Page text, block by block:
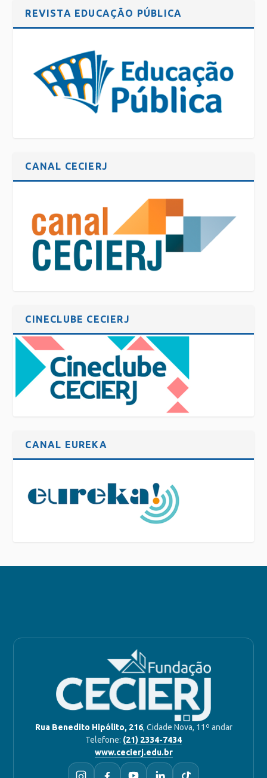
REVISTA EDUCAÇÃO PÚBLICA
CANAL CECIERJ
CINECLUBE CECIERJ
CANAL EUREKA
Rua Benedito Hipólito, 216, Cidade Nova, 11º andar
Telefone: (21) 2334-7434
www.cecierj.edu.br